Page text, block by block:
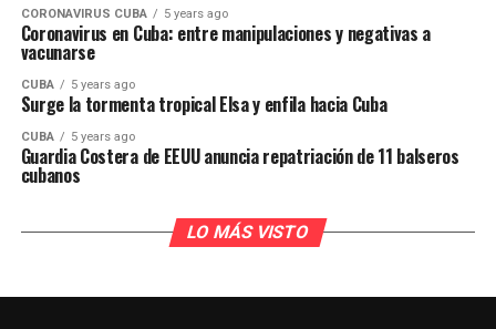
CORONAVIRUS CUBA 5 years ago
Coronavirus en Cuba: entre manipulaciones y negativas a
vacunarse
CUBA 5 years ago
Surge la tormenta tropical Elsa y enfila hacia Cuba
CUBA 5 years ago
Guardia Costera de EEUU anuncia repatriación de 11 balseros
cubanos
LO MÁS VISTO